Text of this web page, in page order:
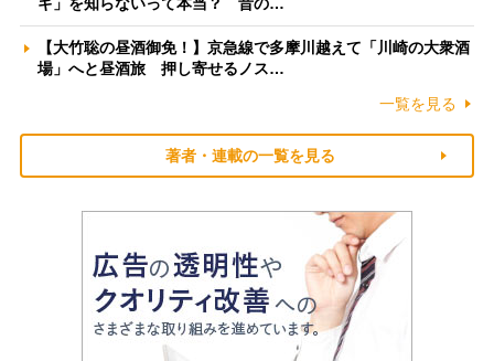
【大竹聡の昼酒御免！】京急線で多摩川越えて「川崎の大衆酒
場」へと昼酒旅 押し寄せるノス…
一覧を見る
著者・連載の一覧を見る